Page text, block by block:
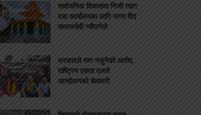
सार्वजनिक विकासमा निजी त्याग:
वडा कार्यालयका लागि जग्गा दिए
समाजसेवी न्यौपानेले
सरकारले माग नसुनेको आरोप,
राष्ट्रिय एकता दलले
आन्दोलनको चेतावनी